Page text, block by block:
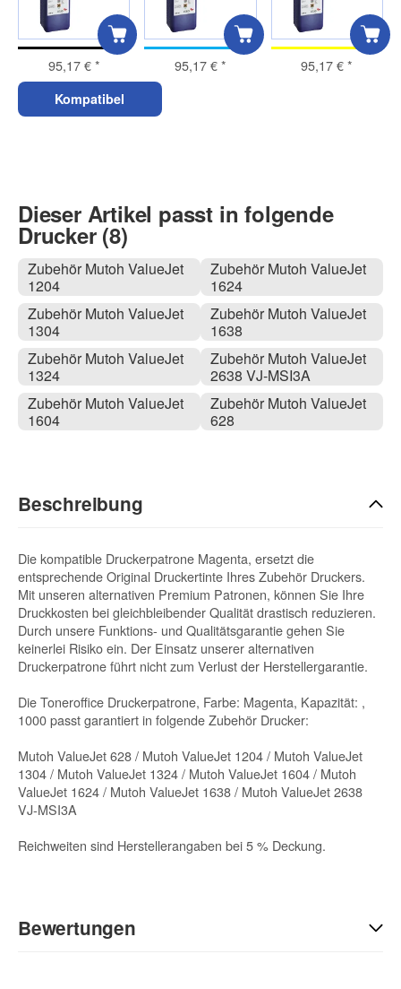
95,17 €* 95,17 €* 95,17 €*
Kompatibel
Dieser Artikel passt in folgende
Drucker (8)
Zubehör Mutoh ValueJet
1204
Zubehör Mutoh ValueJet
1304
Zubehör Mutoh ValueJet
1324
Zubehör Mutoh ValueJet
1604
Zubehör Mutoh ValueJet
1624
Zubehör Mutoh ValueJet
1638
Zubehör Mutoh ValueJet
2638 VJ-MSI3A
Zubehör Mutoh ValueJet
628
Beschreibung
Die kompatible Druckerpatrone Magenta, ersetzt die
entsprechende Original Druckertinte Ihres Zubehör Druckers.
Mit unseren alternativen Premium Patronen, können Sie Ihre
Druckkosten bei gleichbleibender Qualität drastisch reduzieren.
Durch unsere Funktions- und Qualitätsgarantie gehen Sie
keinerlei Risiko ein. Der Einsatz unserer alternativen
Druckerpatrone führt nicht zum Verlust der Herstellergarantie.
Die Toneroffice Druckerpatrone, Farbe: Magenta, Kapazität: ,
1000 passt garantiert in folgende Zubehör Drucker:
Mutoh ValueJet 628 / Mutoh ValueJet 1204 / Mutoh ValueJet
1304 / Mutoh ValueJet 1324 / Mutoh ValueJet 1604 / Mutoh
ValueJet 1624 / Mutoh ValueJet 1638 / Mutoh ValueJet 2638
VJ-MSI3A
Reichweiten sind Herstellerangaben bei 5 % Deckung.
Bewertungen